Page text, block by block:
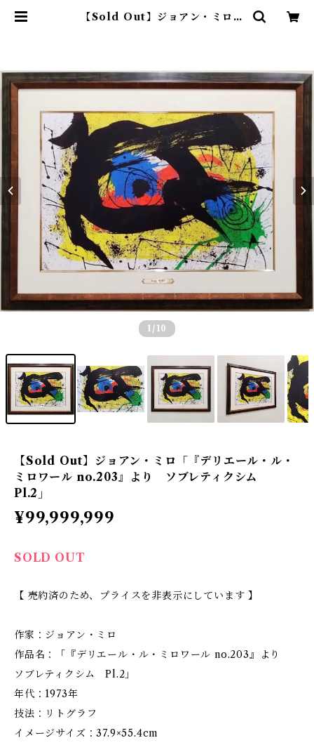
【Sold Out】ジョアン・ミロ
1 /10
【Sold Out】ジョアン・ミロ「『デリエール・ル・
ミロワール no.203』より ソブレティクシム
Pl.2」
¥99,999,999
SOLD OUT
【 売約済のため、プライスを非表示にしています 】
作家：ジョアン・ミロ
作品名：「『デリエール・ル・ミロワール no.203』より
ソブレティクシム Pl.2」
年代：1973年
技法：リトグラフ
イメージサイズ：37.9×55.4cm